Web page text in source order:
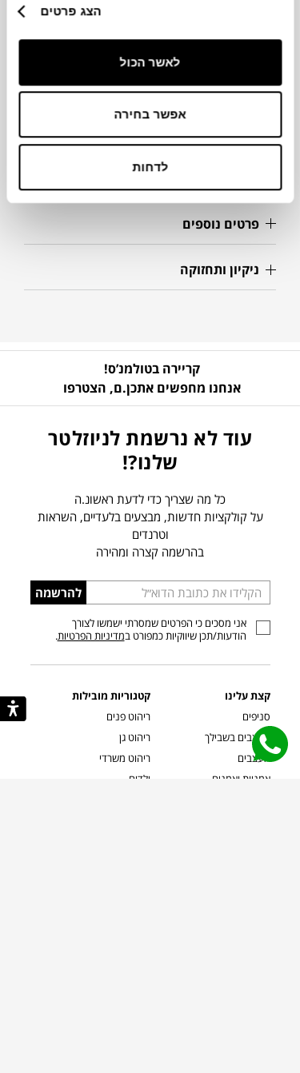
הצג פרטים
לאשר הכול
אפשר בחירה
לדחות
מידות
פרטים נוספים
ניקיון ותחזוקה
קריירה בטולמנ’ס!
אנחנו מחפשים אתכן.ם, הצטרפו
עוד לא נרשמת לניוזלטר
שלנו?!
כל מה שצריך כדי לדעת ראשונ.ה
על קולקציות חדשות, מבצעים בלעדיים, השראות
וטרנדים
בהרשמה קצרה ומהירה
הכניסו
כתובת
דוא”ל
להרשמה
אני מסכים כי הפרטים שמסרתי ישמשו לצורך
הודעות/תכן שיווקיות כמפורט במדיניות הפרטיות.
קצת עלינו
סניפים
מעצבים בשבילך
מעצבים
אמניות ואמנים
קטגוריות מובילות
ריהוט פנים
ריהוט גן
ריהוט משרדי
ילדים